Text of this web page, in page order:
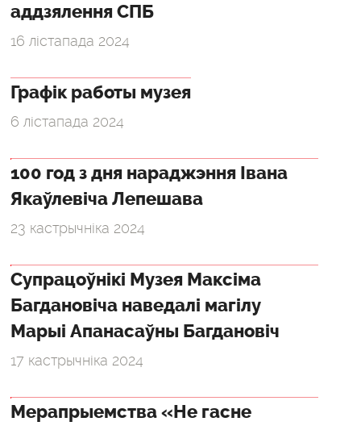
аддзялення СПБ
16 лістапада 2024
Графік работы музея
6 лістапада 2024
100 год з дня нараджэння Івана
Якаўлевіча Лепешава
23 кастрычніка 2024
Супрацоўнікі Музея Максіма
Багдановіча наведалі магілу
Марыі Апанасаўны Багдановіч
17 кастрычніка 2024
Мерапрыемства «Не гасне